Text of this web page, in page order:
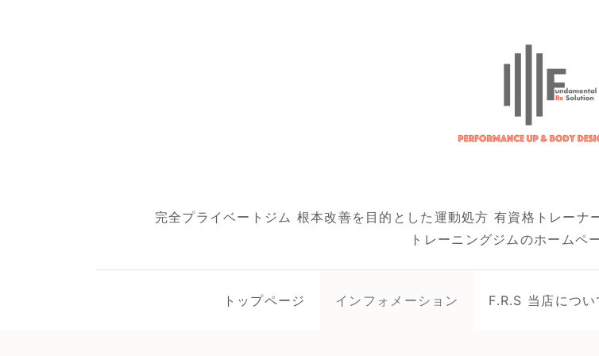
完全プライベートジム 根本改善を目的とした運動処方 有資格トレー
トレーニングジムのホームペ
トップページ インフォメーション F.R.S 当店につい